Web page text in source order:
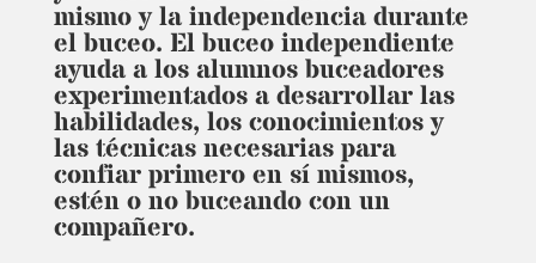
mismo y la independencia durante
el buceo. El buceo independiente
ayuda a los alumnos buceadores
experimentados a desarrollar las
habilidades, los conocimientos y
las técnicas necesarias para
confiar primero en sí mismos,
estén o no buceando con un
compañero.